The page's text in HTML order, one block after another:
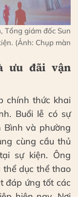
Tổng giám đốc Sun
(Ảnh: Chụp màn
ưu đãi vận
chính thức khai
Buổi lễ có sự
và phường
cùng cầu thủ
sự kiện. Ông
dục thể thao
đáp ứng tốt các